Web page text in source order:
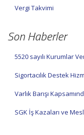
Vergi Takvimi
Son Haberler
5520 sayılı Kurumlar
Sigortacılık Destek
Varlık Barışı
SGK İş Kazaları ve